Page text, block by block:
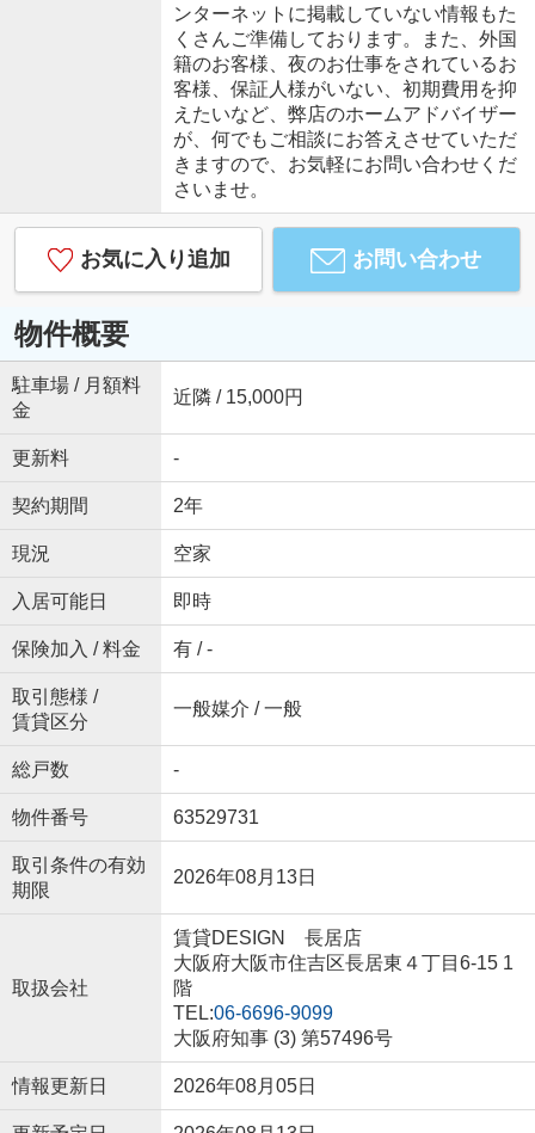
ンターネットに掲載していない情報もた
くさんご準備しております。また、外国
籍のお客様、夜のお仕事をされているお
客様、保証人様がいない、初期費用を抑
えたいなど、弊店のホームアドバイザー
が、何でもご相談にお答えさせていただ
きますので、お気軽にお問い合わせくだ
さいませ。
お気に入り追加 お問い合わせ
物件概要
駐車場 / 月額料
金
近隣 / 15,000円
更新料 -
契約期間 2年
現況 空家
入居可能日 即時
保険加入 / 料金 有 / -
取引態様 /
賃貸区分
一般媒介 / 一般
総戸数 -
物件番号 63529731
取引条件の有効
期限
2026年08月13日
取扱会社
賃貸DESIGN 長居店
大阪府大阪市住吉区長居東４丁目6-15 1
階
TEL:06-6696-9099
大阪府知事 (3) 第57496号
情報更新日 2026年08月05日